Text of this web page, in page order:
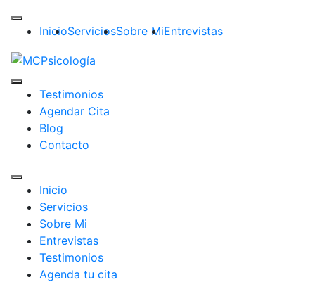
InicioServiciosSobre MiEntrevistas
Testimonios
Agendar Cita
Blog
Contacto
Inicio
Servicios
Sobre Mi
Entrevistas
Testimonios
Agenda tu cita